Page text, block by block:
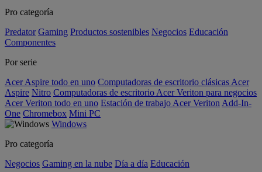
Pro categoría
Predator Gaming Productos sostenibles Negocios Educación
Componentes
Por serie
Acer Aspire todo en uno Computadoras de escritorio clásicas Acer
Aspire Nitro Computadoras de escritorio Acer Veriton para negocios
Acer Veriton todo en uno Estación de trabajo Acer Veriton Add-In-
One Chromebox Mini PC
Windows
Pro categoría
Negocios Gaming en la nube Día a día Educación